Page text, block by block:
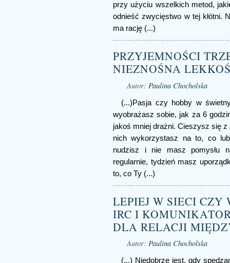
przy użyciu wszelkich metod,
odnieść zwycięstwo w tej kłótni.
ma rację (...)
PRZYJEMNOŚCI
NIEZNOŚNA
Autor: Paulina Chocholska
(...)Pasja czy hobby w
wyobrażasz sobie, jak za 6
jakoś mniej drażni. Cieszysz się
nich wykorzystasz na to, co
nudzisz i nie masz pomysłu
regularnie, tydzień masz
to, co Ty (...)
LEPIEJ W SIECI
IRC I
DLA RELACJI
Autor: Paulina Chocholska
(...) Niedobrze jest, gdy